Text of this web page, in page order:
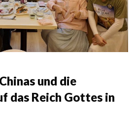
und die
das Reich Gottes in